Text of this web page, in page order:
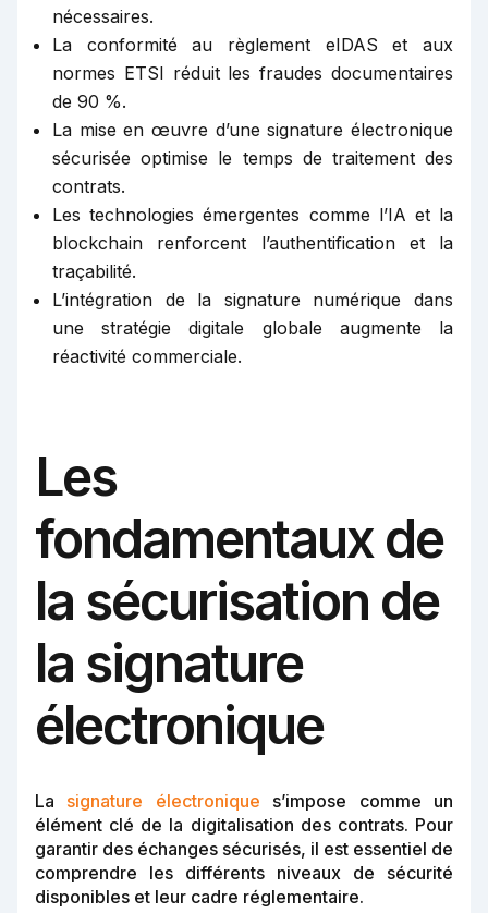
nécessaires.
La conformité au règlement eIDAS et aux
normes ETSI réduit les fraudes documentaires
de 90 %.
La mise en œuvre d’une signature électronique
sécurisée optimise le temps de traitement des
contrats.
Les technologies émergentes comme l’IA et la
blockchain renforcent l’authentification et la
traçabilité.
L’intégration de la signature numérique dans
une stratégie digitale globale augmente la
réactivité commerciale.
Les
fondamentaux de
la sécurisation de
la signature
électronique
La signature électronique s’impose comme un
élément clé de la digitalisation des contrats. Pour
garantir des échanges sécurisés, il est essentiel de
comprendre les différents niveaux de sécurité
disponibles et leur cadre réglementaire.